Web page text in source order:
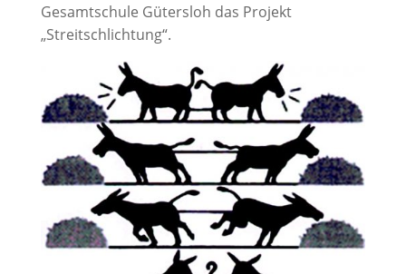
Gesamtschule Gütersloh das Projekt
„Streitschlichtung“.